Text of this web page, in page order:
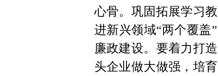
心骨。巩固拓展学习
进新兴领域“两个覆盖
廉政建设。要着力打
头企业做大做强，培